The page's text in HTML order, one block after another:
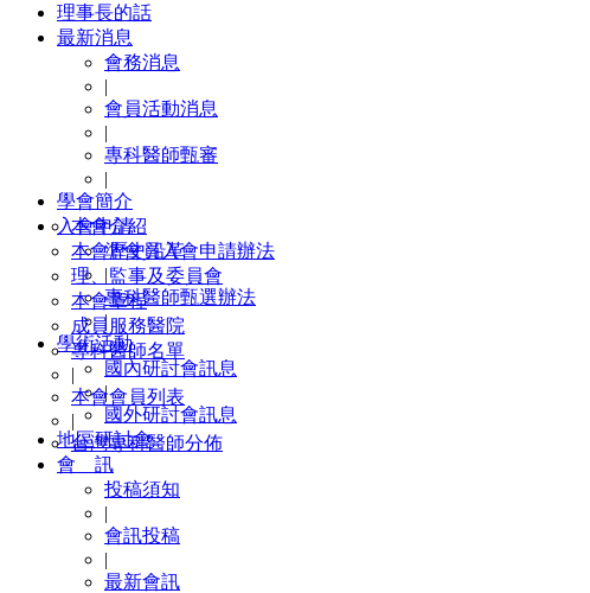
理事長的話
最新消息
會務消息
|
會員活動消息
|
專科醫師甄審
|
學會簡介
本會介紹
本會歷史沿革
理、監事及委員會
本會章程
成員服務醫院
專科醫師名單
|
本會會員列表
|
台灣專科醫師分佈
入會申請
準會員入會申請辦法
|
專科醫師甄選辦法
|
學術活動
國內研討會訊息
|
國外研討會訊息
地區研討會
會 訊
投稿須知
|
會訊投稿
|
最新會訊